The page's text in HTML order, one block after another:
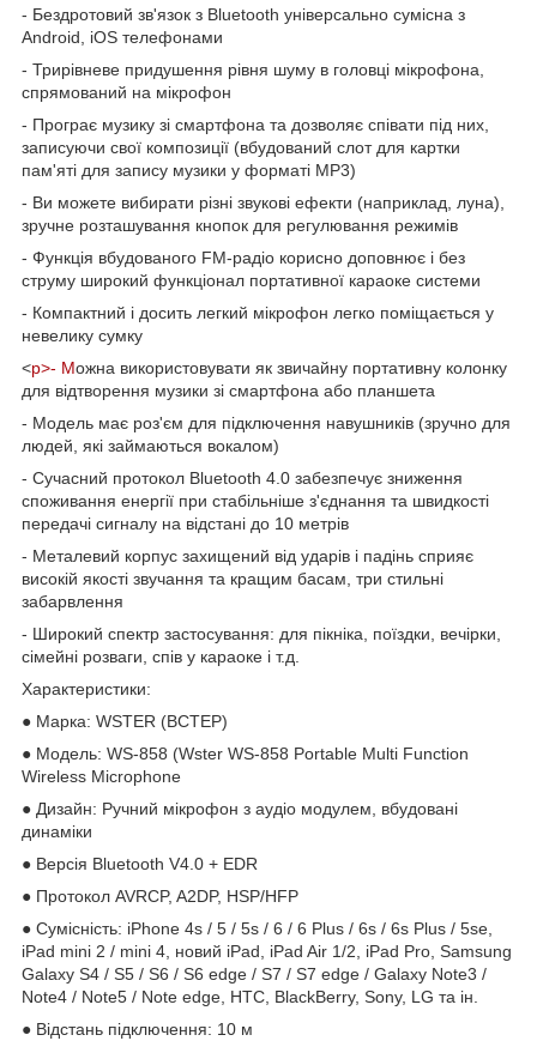
- Бездротовий зв'язок з Bluetooth універсально сумісна з
Android, iOS телефонами
- Трирівневе придушення рівня шуму в головці мікрофона,
спрямований на мікрофон
- Програє музику зі смартфона та дозволяє співати під них,
записуючи свої композиції (вбудований слот для картки
пам'яті для запису музики у форматі MP3)
- Ви можете вибирати різні звукові ефекти (наприклад, луна),
зручне розташування кнопок для регулювання режимів
- Функція вбудованого FM-радіо корисно доповнює і без
струму широкий функціонал портативної караоке системи
- Компактний і досить легкий мікрофон легко поміщається у
невелику сумку
<p>- Можна використовувати як звичайну портативну колонку
для відтворення музики зі смартфона або планшета
- Модель має роз'єм для підключення навушників (зручно для
людей, які займаються вокалом)
- Сучасний протокол Bluetooth 4.0 забезпечує зниження
споживання енергії при стабільніше з'єднання та швидкості
передачі сигналу на відстані до 10 метрів
- Металевий корпус захищений від ударів і падінь сприяє
високій якості звучання та кращим басам, три стильні
забарвлення
- Широкий спектр застосування: для пікніка, поїздки, вечірки,
сімейні розваги, спів у караоке і т.д.
Характеристики:
● Марка: WSTER (ВСТЕР)
● Модель: WS-858 (Wster WS-858 Portable Multi Function
Wireless Microphone
● Дизайн: Ручний мікрофон з аудіо модулем, вбудовані
динаміки
● Версія Bluetooth V4.0 + EDR
● Протокол AVRCP, A2DP, HSP/HFP
● Сумісність: iPhone 4s / 5 / 5s / 6 / 6 Plus / 6s / 6s Plus / 5se,
iPad mini 2 / mini 4, новий iPad, iPad Air 1/2, iPad Pro, Samsung
Galaxy S4 / S5 / S6 / S6 edge / S7 / S7 edge / Galaxy Note3 /
Note4 / Note5 / Note edge, HTC, BlackBerry, Sony, LG та ін.
● Відстань підключення: 10 м